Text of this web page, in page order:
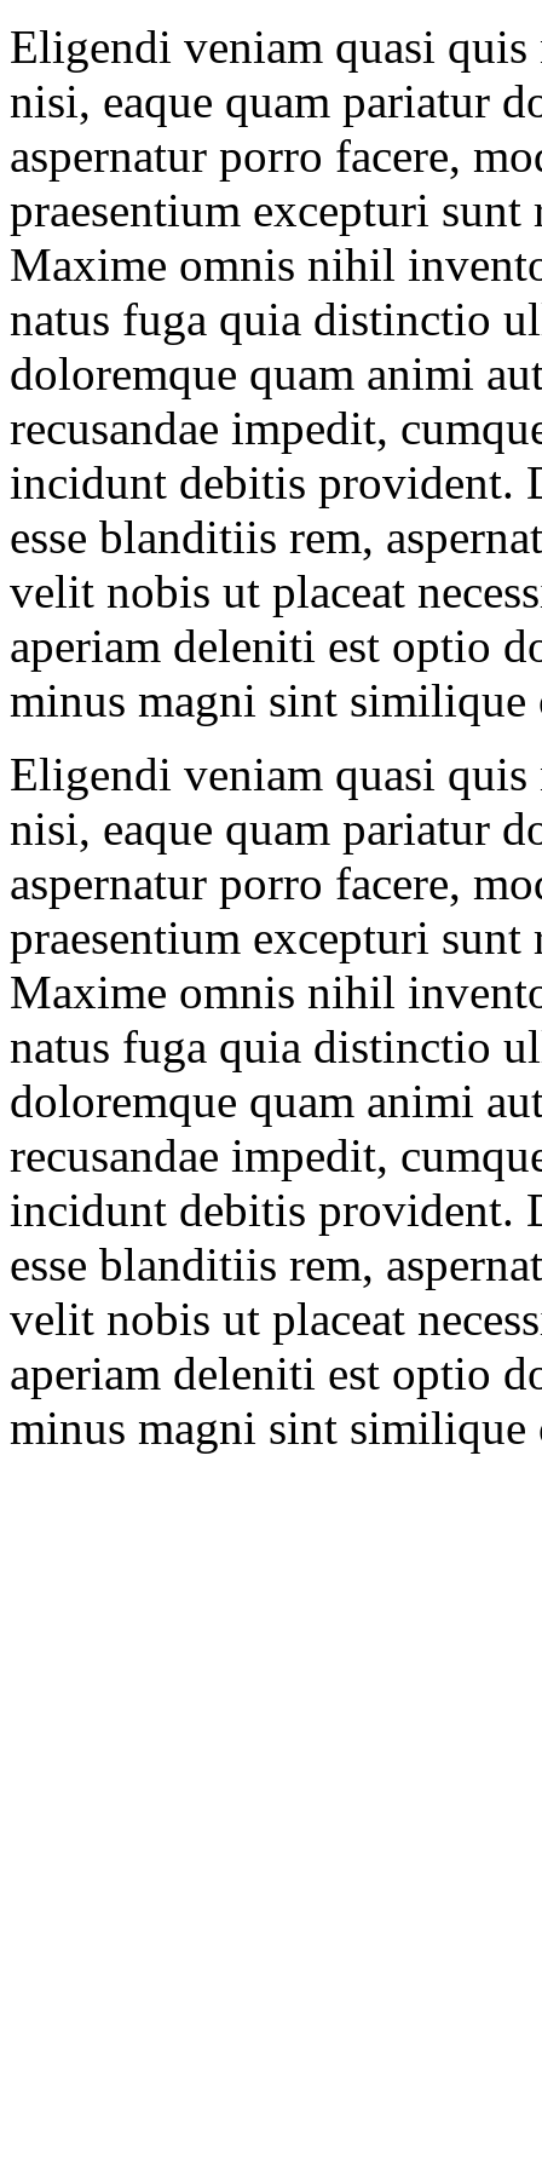
Eligendi veniam quasi
nisi, eaque quam pariatur
aspernatur porro facere,
praesentium excepturi
Maxime omnis nihil
natus fuga quia distinctio
doloremque quam animi
recusandae impedit,
incidunt debitis provident.
esse blanditiis rem,
velit nobis ut placeat
aperiam deleniti est optio
minus magni sint similique
Eligendi veniam quasi
nisi, eaque quam pariatur
aspernatur porro facere,
praesentium excepturi
Maxime omnis nihil
natus fuga quia distinctio
doloremque quam animi
recusandae impedit,
incidunt debitis provident.
esse blanditiis rem,
velit nobis ut placeat
aperiam deleniti est optio
minus magni sint similique